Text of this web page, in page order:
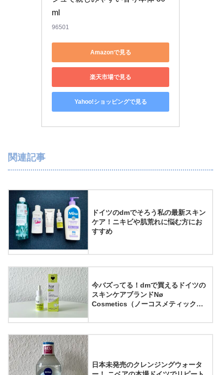
ml
96501
Amazonで見る
楽天市場で見る
Yahoo!ショッピングで見る
関連記事
ドイツのdmでそろう私の最新スキン
ケア！ニキビや肌荒れに悩む方にお
すすめ
今バズってる！dmで買えるドイツの
スキンケアブランドNø
Cosmetics（ノーコスメティック
ミカルピーリングセラム）を使って
日本未発売のクレンジングウォータ